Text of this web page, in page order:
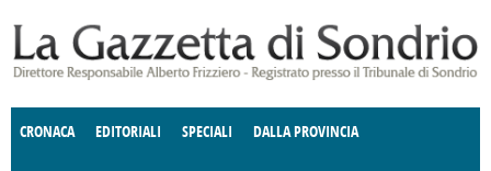
CRONACA EDITORIALI SPECIALI DALLA PROVINCIA